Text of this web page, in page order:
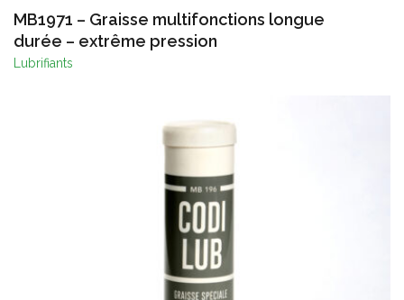
MB1971 – Graisse multifonctions longue
durée – extrême pression
Lubrifiants